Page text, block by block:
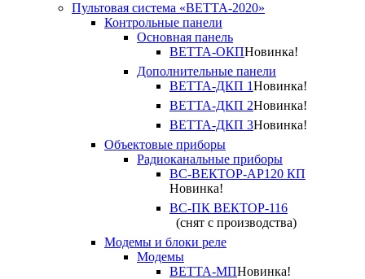
Пультовая система «ВЕТТА-2020»
Контрольные панели
Основная панель
ВЕТТА-ОКПНовинка!
Дополнительные панели
ВЕТТА-ДКП 1Новинка!
ВЕТТА-ДКП 2Новинка!
ВЕТТА-ДКП 3Новинка!
Объектовые приборы
Радиоканальные приборы
ВС-ВЕКТОР-АР120 КП
Новинка!
ВС-ПК ВЕКТОР-116
(снят с производства)
Модемы и блоки реле
Модемы
ВЕТТА-МПНовинка!